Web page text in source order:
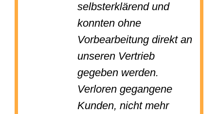
selbsterklärend und
konnten ohne
Vorbearbeitung direkt an
unseren Vertrieb
gegeben werden.
Verloren gegangene
Kunden, nicht mehr